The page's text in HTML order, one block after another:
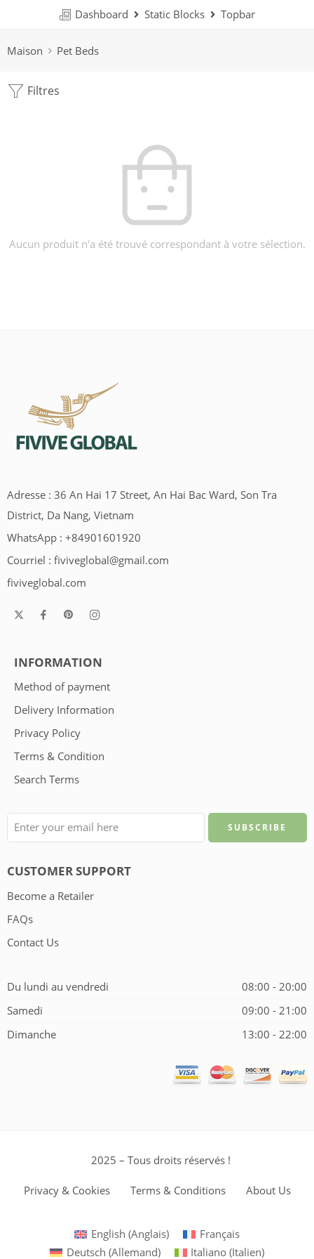
Dashboard Static Blocks Topbar
Maison Pet Beds
Filtres
Aucun produit n'a été trouvé correspondant à votre sélection.
Adresse : 36 An Hai 17 Street, An Hai Bac Ward, Son Tra
District, Da Nang, Vietnam
WhatsApp : +84901601920
Courriel : fiviveglobal@gmail.com
fiviveglobal.com
INFORMATION
Method of payment
Delivery Information
Privacy Policy
Terms & Condition
Search Terms
CUSTOMER SUPPORT
Become a Retailer
FAQs
Contact Us
Du lundi au vendredi
08:00 - 20:00
Samedi
09:00 - 21:00
Dimanche
13:00 - 22:00
2025 – Tous droits réservés !
Privacy & Cookies Terms & Conditions About Us
English (Anglais)
Français
Deutsch (Allemand) Italiano (Italien)